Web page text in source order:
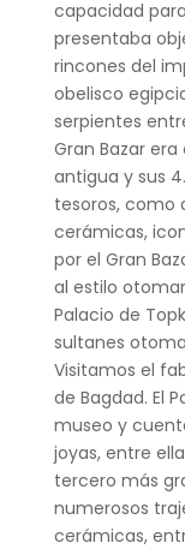
capacidad
presentaba
rincones del
obelisco
serpientes
Gran Bazar
antigua y sus
tesoros, como
cerámicas,
por el Gran
al estilo
Palacio de
sultanes
Visitamos el
de Bagdad. El
museo y
joyas, entre
tercero más
numerosos
cerámicas,